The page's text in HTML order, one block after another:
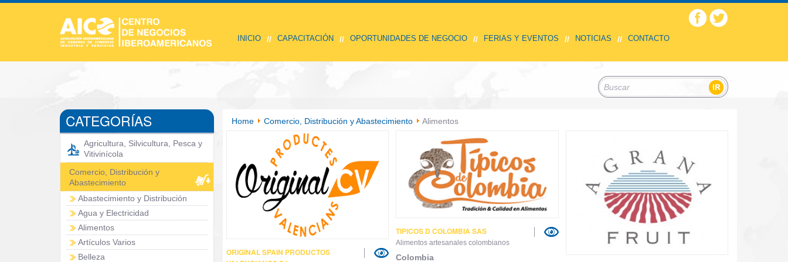
INICIO // CAPACITACIÓN // OPORTUNIDADES DE NEGOCIO // FERIAS Y EVENTOS // NOTICIAS // CONTACTO
CATEGORÍAS
Agricultura, Silvicultura, Pesca y
Vitivinícola
Comercio, Distribución y
Abastecimiento
Abastecimiento y Distribución
Agua y Electricidad
Alimentos
Artículos Varios
Belleza
Home Comercio, Distribución y Abastecimiento Alimentos
ORIGINAL SPAIN PRODUCTOS
TIPICOS D COLOMBIA SAS
Alimentos artesanales colombianos
Colombia